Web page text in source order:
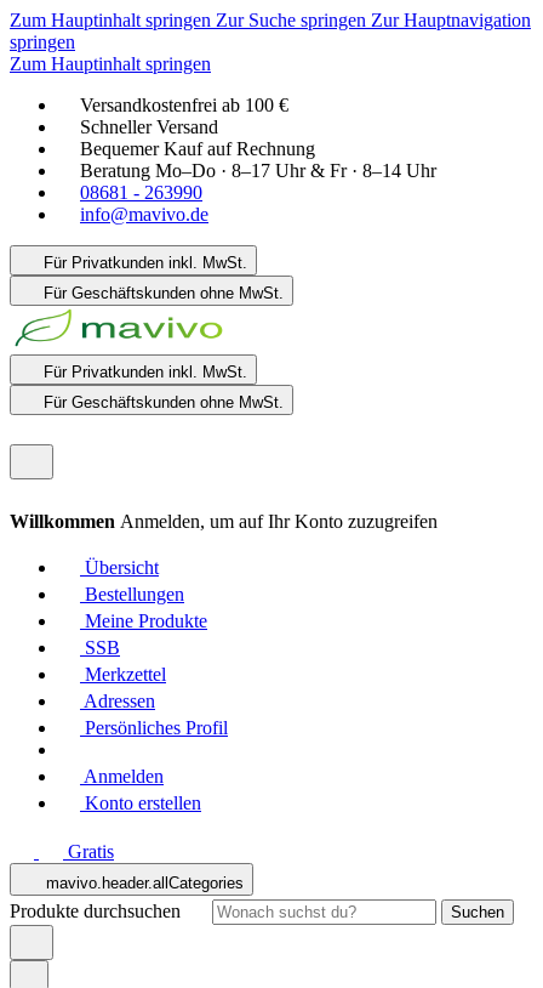
Zum Hauptinhalt springen Zur Suche springen Zur Hauptnavigation
springen
Zum Hauptinhalt springen
Versandkostenfrei ab 100 €
Schneller Versand
Bequemer Kauf auf Rechnung
Beratung Mo–Do · 8–17 Uhr & Fr · 8–14 Uhr
08681 - 263990
info@mavivo.de
Für Privatkunden inkl. MwSt.
Für Geschäftskunden ohne MwSt.
Für Privatkunden inkl. MwSt.
Für Geschäftskunden ohne MwSt.
Willkommen Anmelden, um auf Ihr Konto zuzugreifen
Übersicht
Bestellungen
Meine Produkte
SSB
Merkzettel
Adressen
Persönliches Profil
Anmelden
Konto erstellen
Gratis
mavivo.header.allCategories
Produkte durchsuchen Suchen